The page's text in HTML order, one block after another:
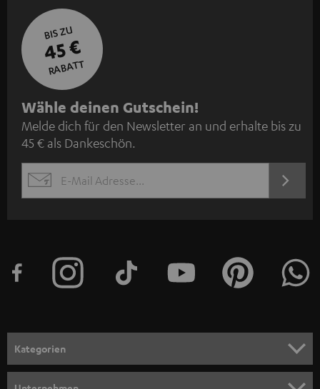
BIS ZU
45 €
RABATT
N
e
w
s
l
e
n
m
Wähle deinen Gutschein!
Melde dich für den Newsletter an und erhalte bis zu
45 € als Dankeschön.
EMAIL
JETZT
Kategorien